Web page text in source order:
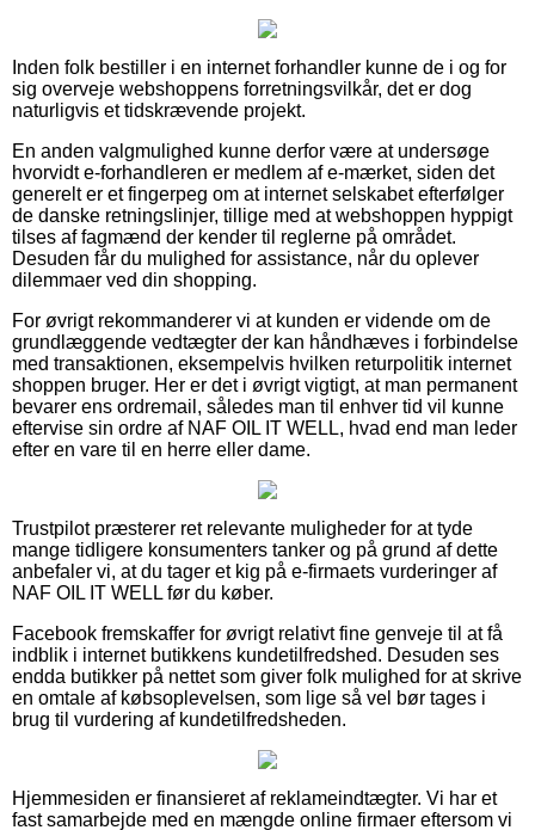
Inden folk bestiller i en internet forhandler kunne de i og for
sig overveje webshoppens forretningsvilkår, det er dog
naturligvis et tidskrævende projekt.
En anden valgmulighed kunne derfor være at undersøge
hvorvidt e-forhandleren er medlem af e-mærket, siden det
generelt er et fingerpeg om at internet selskabet efterfølger
de danske retningslinjer, tillige med at webshoppen hyppigt
tilses af fagmænd der kender til reglerne på området.
Desuden får du mulighed for assistance, når du oplever
dilemmaer ved din shopping.
For øvrigt rekommanderer vi at kunden er vidende om de
grundlæggende vedtægter der kan håndhæves i forbindelse
med transaktionen, eksempelvis hvilken returpolitik internet
shoppen bruger. Her er det i øvrigt vigtigt, at man permanent
bevarer ens ordremail, således man til enhver tid vil kunne
eftervise sin ordre af NAF OIL IT WELL, hvad end man leder
efter en vare til en herre eller dame.
Trustpilot præsterer ret relevante muligheder for at tyde
mange tidligere konsumenters tanker og på grund af dette
anbefaler vi, at du tager et kig på e-firmaets vurderinger af
NAF OIL IT WELL før du køber.
Facebook fremskaffer for øvrigt relativt fine genveje til at få
indblik i internet butikkens kundetilfredshed. Desuden ses
endda butikker på nettet som giver folk mulighed for at skrive
en omtale af købsoplevelsen, som lige så vel bør tages i
brug til vurdering af kundetilfredsheden.
Hjemmesiden er finansieret af reklameindtægter. Vi har et
fast samarbejde med en mængde online firmaer eftersom vi